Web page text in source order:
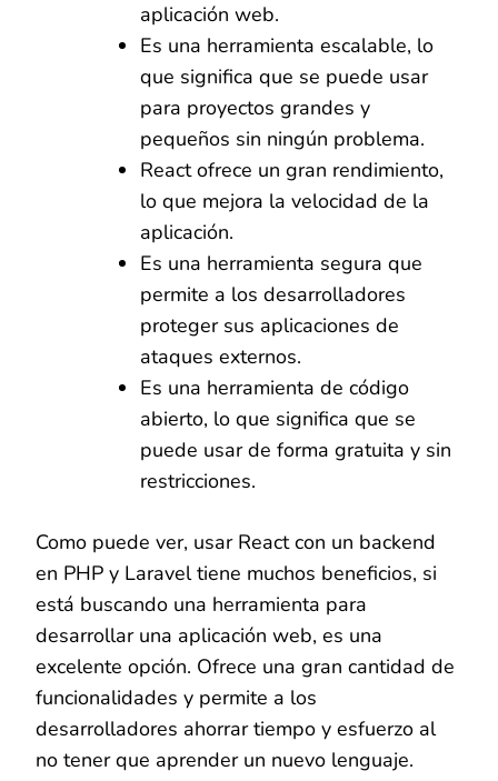
aplicación web.
Es una herramienta escalable, lo
que significa que se puede usar
para proyectos grandes y
pequeños sin ningún problema.
React ofrece un gran rendimiento,
lo que mejora la velocidad de la
aplicación.
Es una herramienta segura que
permite a los desarrolladores
proteger sus aplicaciones de
ataques externos.
Es una herramienta de código
abierto, lo que significa que se
puede usar de forma gratuita y sin
restricciones.
Como puede ver, usar React con un backend
en PHP y Laravel tiene muchos beneficios, si
está buscando una herramienta para
desarrollar una aplicación web, es una
excelente opción. Ofrece una gran cantidad de
funcionalidades y permite a los
desarrolladores ahorrar tiempo y esfuerzo al
no tener que aprender un nuevo lenguaje.